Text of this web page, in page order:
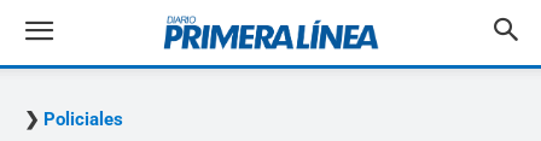
Policiales